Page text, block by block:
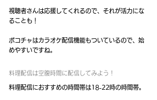
視聴者さんは応援してくれるので、それが活力にな
ることも！
ポコチャはカラオケ配信機能もついているので、始
めやすいですね。
料理配信は空腹時間に配信してみよう！
料理配信におすすめの時間帯は18-22時の時間帯。